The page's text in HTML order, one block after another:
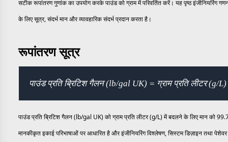
सटीक रूपांतरण गुणांक का उपयोग करके पाउंड को ग्राम में परिवर्तित करें। यह पृष्ठ इंजीनियरिंग
के लिए सूत्र, संदर्भ मान और व्यावहारिक संदर्भ प्रदान करता है।
रूपांतरण सूत्र
पाउंड प्रति ब्रिटिश गैलन (lb/gal UK) = ग्राम प्रति लीटर (g/
पाउंड प्रति ब्रिटिश गैलन (lb/gal UK) को ग्राम प्रति लीटर (g/L) में बदलने के लिए मान को
मानकीकृत इकाई परिभाषाओं पर आधारित है और इंजीनियरिंग विश्लेषण, सिस्टम डिज़ाइन तथा